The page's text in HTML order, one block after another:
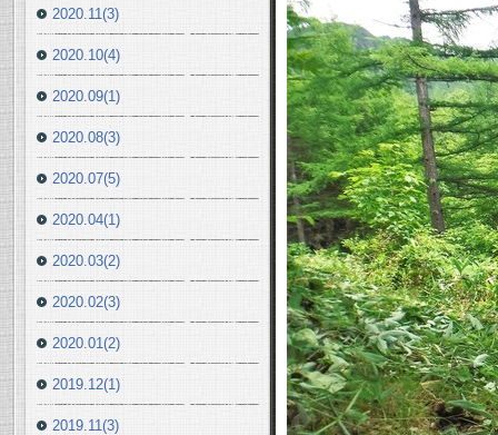
2020.11(3)
2020.10(4)
2020.09(1)
2020.08(3)
2020.07(5)
2020.04(1)
2020.03(2)
2020.02(3)
2020.01(2)
2019.12(1)
2019.11(3)